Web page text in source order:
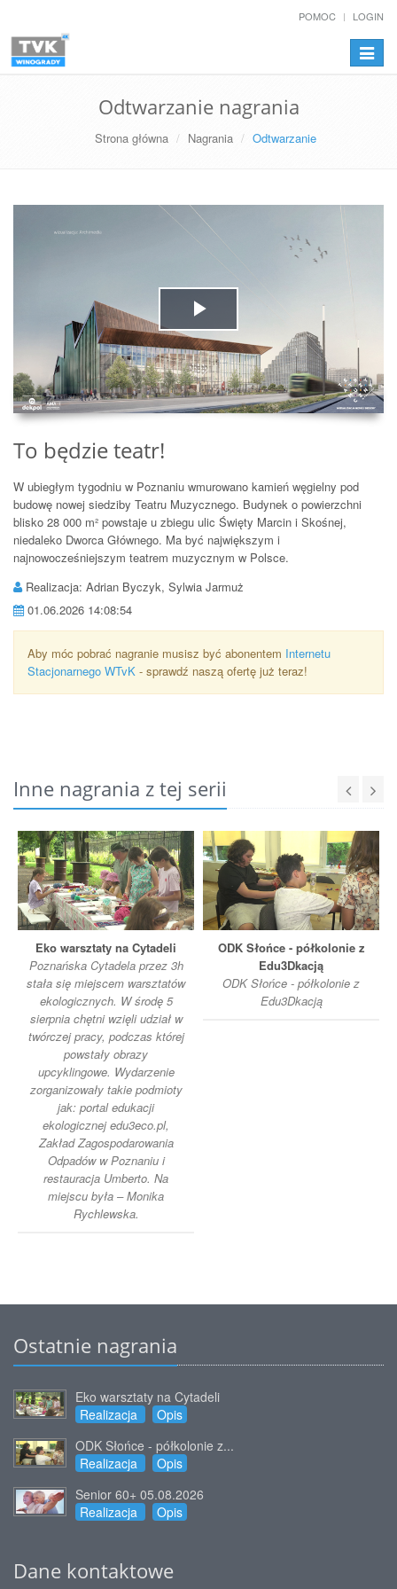
POMOC LOGIN
Odtwarzanie nagrania
Strona główna Nagrania Odtwarzanie
Play
Video
To będzie teatr!
W ubiegłym tygodniu w Poznaniu wmurowano kamień węgielny pod
budowę nowej siedziby Teatru Muzycznego. Budynek o powierzchni
blisko 28 000 m² powstaje u zbiegu ulic Święty Marcin i Skośnej,
niedaleko Dworca Głównego. Ma być największym i
najnowocześniejszym teatrem muzycznym w Polsce.
Realizacja: Adrian Byczyk, Sylwia Jarmuż
01.06.2026 14:08:54
Aby móc pobrać nagranie musisz być abonentem Internetu
Stacjonarnego WTvK - sprawdź naszą ofertę już teraz!
Inne nagrania z tej serii
Eko warsztaty na Cytadeli
Poznańska Cytadela przez 3h
stała się miejscem warsztatów
ekologicznych. W środę 5
sierpnia chętni wzięli udział w
twórczej pracy, podczas której
powstały obrazy
upcyklingowe. Wydarzenie
zorganizowały takie podmioty
jak: portal edukacji
ekologicznej edu3eco.pl,
Zakład Zagospodarowania
Odpadów w Poznaniu i
restauracja Umberto. Na
miejscu była – Monika
Rychlewska.
ODK Słońce - półkolonie z
Edu3Dkacją
ODK Słońce - półkolonie z
Edu3Dkacją
Ostatnie nagrania
Eko warsztaty na Cytadeli
Realizacja
Opis
ODK Słońce - półkolonie z...
Realizacja
Opis
Senior 60+ 05.08.2026
Realizacja
Opis
Dane kontaktowe